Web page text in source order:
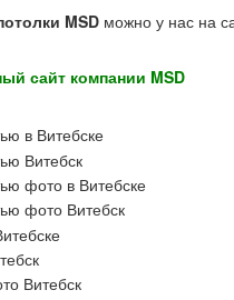
MSD можно у нас на
сайт компании MSD